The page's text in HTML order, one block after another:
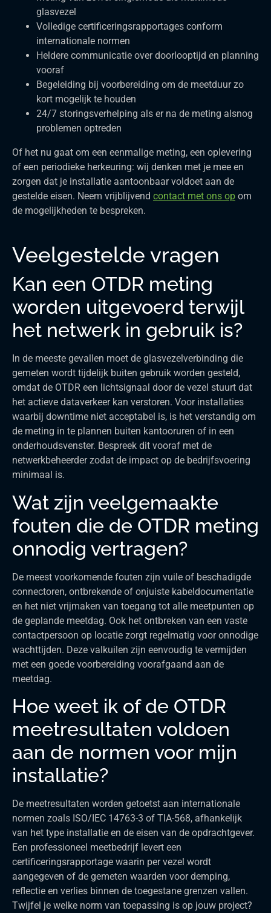
glasvezel
Volledige certificeringsrapportages conform
internationale normen
Heldere communicatie over doorlooptijd en planning
vooraf
Begeleiding bij voorbereiding om de meetduur zo
kort mogelijk te houden
24/7 storingsverhelping als er na de meting alsnog
problemen optreden
Of het nu gaat om een eenmalige meting, een oplevering
of een periodieke herkeuring: wij denken met je mee en
zorgen dat je installatie aantoonbaar voldoet aan de
gestelde eisen. Neem vrijblijvend contact met ons op om
de mogelijkheden te bespreken.
Veelgestelde vragen
Kan een OTDR meting
worden uitgevoerd terwijl
het netwerk in gebruik is?
In de meeste gevallen moet de glasvezelverbinding die
gemeten wordt tijdelijk buiten gebruik worden gesteld,
omdat de OTDR een lichtsignaal door de vezel stuurt dat
het actieve dataverkeer kan verstoren. Voor installaties
waarbij downtime niet acceptabel is, is het verstandig om
de meting in te plannen buiten kantooruren of in een
onderhoudsvenster. Bespreek dit vooraf met de
netwerkbeheerder zodat de impact op de bedrijfsvoering
minimaal is.
Wat zijn veelgemaakte
fouten die de OTDR meting
onnodig vertragen?
De meest voorkomende fouten zijn vuile of beschadigde
connectoren, ontbrekende of onjuiste kabeldocumentatie
en het niet vrijmaken van toegang tot alle meetpunten op
de geplande meetdag. Ook het ontbreken van een vaste
contactpersoon op locatie zorgt regelmatig voor onnodige
wachttijden. Deze valkuilen zijn eenvoudig te vermijden
met een goede voorbereiding voorafgaand aan de
meetdag.
Hoe weet ik of de OTDR
meetresultaten voldoen
aan de normen voor mijn
installatie?
De meetresultaten worden getoetst aan internationale
normen zoals ISO/IEC 14763-3 of TIA-568, afhankelijk
van het type installatie en de eisen van de opdrachtgever.
Een professioneel meetbedrijf levert een
certificeringsrapportage waarin per vezel wordt
aangegeven of de gemeten waarden voor demping,
reflectie en verlies binnen de toegestane grenzen vallen.
Twijfel je welke norm van toepassing is op jouw project?